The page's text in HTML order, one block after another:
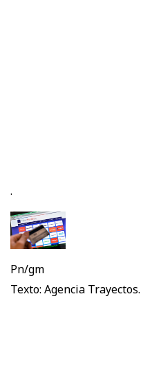
.
Pn/gm
Texto: Agencia Trayectos.